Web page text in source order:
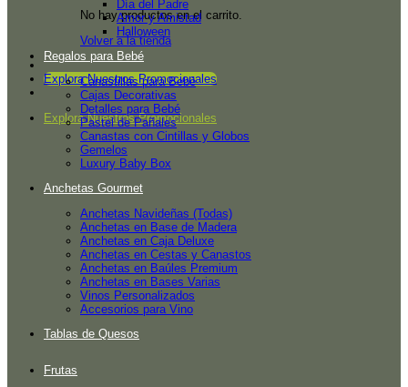
No hay productos en el carrito.
Volver a la tienda
Explora Nuestros Promocionales
Explora Nuestros Promocionales
Día del Padre
Amor y Amistad
Halloween
Regalos para Bebé
Canastillas para Bebé
Cajas Decorativas
Detalles para Bebé
Pastel de Pañales
Canastas con Cintillas y Globos
Gemelos
Luxury Baby Box
Anchetas Gourmet
Anchetas Navideñas (Todas)
Anchetas en Base de Madera
Anchetas en Caja Deluxe
Anchetas en Cestas y Canastos
Anchetas en Baúles Premium
Anchetas en Bases Varias
Vinos Personalizados
Accesorios para Vino
Tablas de Quesos
Frutas